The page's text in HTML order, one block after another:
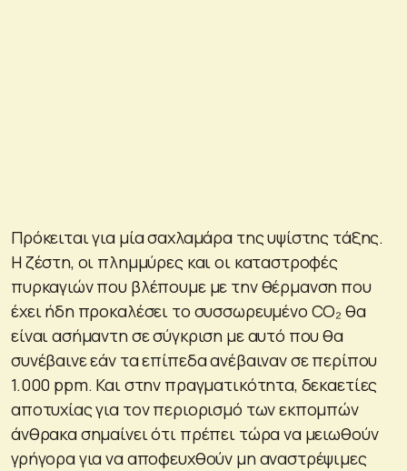
Πρόκειται για μία σαχλαμάρα της υψίστης τάξης.
Η ζέστη, οι πλημμύρες και οι καταστροφές
πυρκαγιών που βλέπουμε με την θέρμανση που
έχει ήδη προκαλέσει το συσσωρευμένο CO₂ θα
είναι ασήμαντη σε σύγκριση με αυτό που θα
συνέβαινε εάν τα επίπεδα ανέβαιναν σε περίπου
1.000 ppm. Και στην πραγματικότητα, δεκαετίες
αποτυχίας για τον περιορισμό των εκπομπών
άνθρακα σημαίνει ότι πρέπει τώρα να μειωθούν
γρήγορα για να αποφευχθούν μη αναστρέψιμες